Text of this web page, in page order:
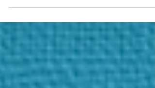
Je vais te présenter 15 tics de langages très très